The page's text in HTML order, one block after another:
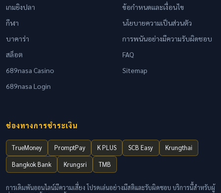
เกมยิงปลา
กีฬา
บาคาร่า
สล็อต
689nasa Casino
689nasa Login
ข้อกำหนดและเงื่อนไข
นโยบายความเป็นส่วนตัว
การพนันอย่างมีความรับผิดชอบ
FAQ
Sitemap
ช่องทางการชำระเงิน
TrueMoney PromptPay K PLUS SCB Easy
Krungthai
Bangkok Bank
Krungsri TMB
การเดิมพันออนไลน์มีความเสี่ยง โปรดเล่นอย่างมีสติและรับผิดชอบ บริการนี้สำหรับผู้